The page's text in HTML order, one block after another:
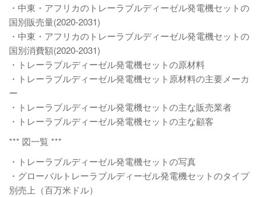
・中東・アフリカのトレーラブルディーゼル発電機セットの
国別販売量(2020-2031)
・中東・アフリカのトレーラブルディーゼル発電機セットの
国別消費額(2020-2031)
・トレーラブルディーゼル発電機セットの原材料
・トレーラブルディーゼル発電機セット原材料の主要メーカ
ー
・トレーラブルディーゼル発電機セットの主な販売業者
・トレーラブルディーゼル発電機セットの主な顧客
*** 図一覧 ***
・トレーラブルディーゼル発電機セットの写真
・グローバルトレーラブルディーゼル発電機セットのタイプ
別売上（百万米ドル）